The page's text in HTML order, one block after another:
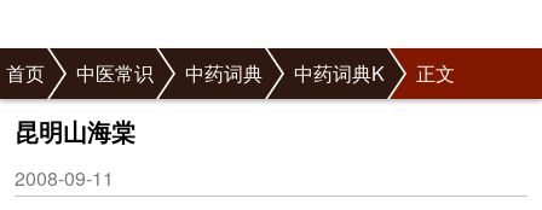
首页 中医常识 中药词典 中药词典K 正文
昆明山海棠
2008-09-11